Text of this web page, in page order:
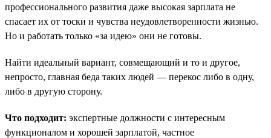
профессионального развития даже высокая зарплата не
спасает их от тоски и чувства неудовлетворенности жизнью.
Но и работать только «за идею» они не готовы.
Найти идеальный вариант, совмещающий и то и другое,
непросто, главная беда таких людей — перекос либо в одну,
либо в другую сторону.
Что подходит: экспертные должности с интересным
функционалом и хорошей зарплатой, частное